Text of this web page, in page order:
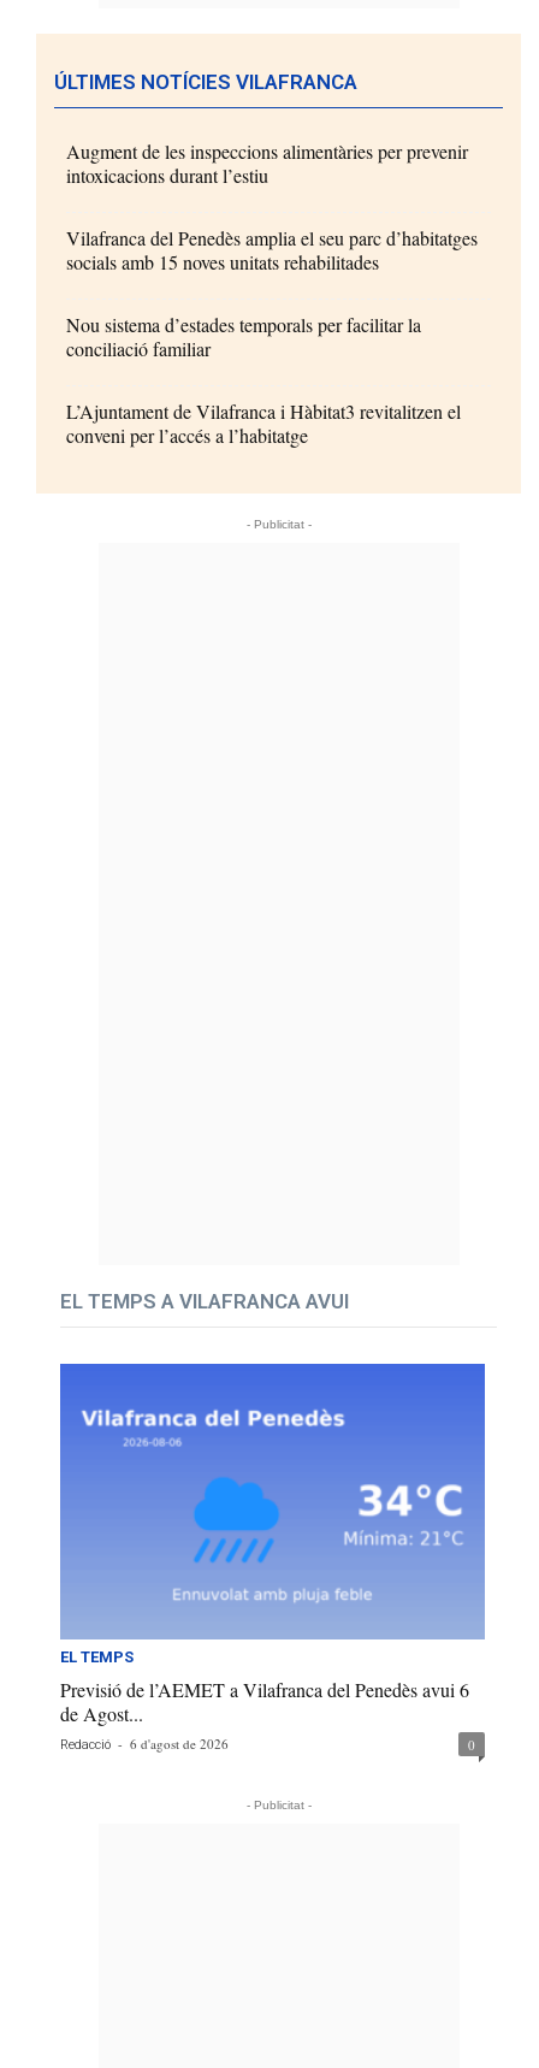
ÚLTIMES NOTÍCIES VILAFRANCA
Augment de les inspeccions alimentàries per prevenir
intoxicacions durant l’estiu
Vilafranca del Penedès amplia el seu parc d’habitatges
socials amb 15 noves unitats rehabilitades
Nou sistema d’estades temporals per facilitar la
conciliació familiar
L’Ajuntament de Vilafranca i Hàbitat3 revitalitzen el
conveni per l’accés a l’habitatge
- Publicitat -
EL TEMPS A VILAFRANCA AVUI
EL TEMPS
Previsió de l’AEMET a Vilafranca del Penedès avui 6
de Agost...
Redacció - 6 d'agost de 2026 0
- Publicitat -